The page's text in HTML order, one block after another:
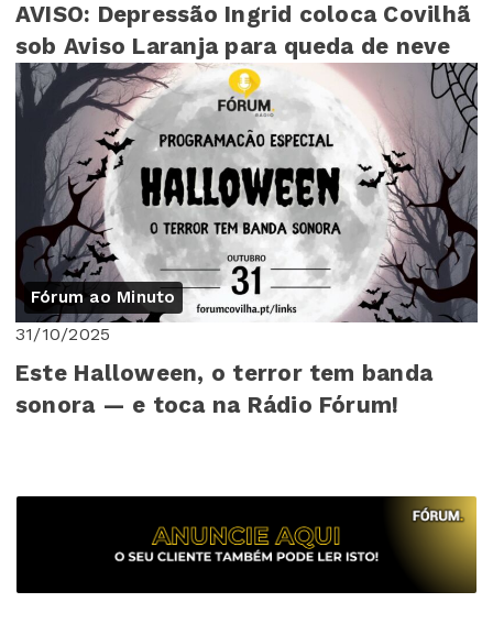
AVISO: Depressão Ingrid coloca Covilhã
sob Aviso Laranja para queda de neve
Fórum ao Minuto
31/10/2025
Este Halloween, o terror tem banda
sonora — e toca na Rádio Fórum!